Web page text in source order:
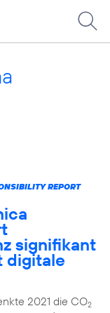
REPORT
signifikant
digitale
2021 die CO2